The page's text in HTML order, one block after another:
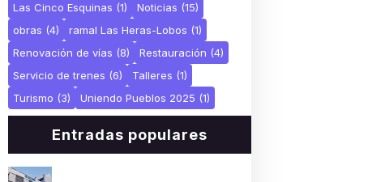
Las Cinco Esquinas (1) Noticias (15)
obras (4) ramal Las Heras-Lobos (1)
Renovación de vías (8) Restauración (4)
Servicio de trenes (6) Talleres (1)
Turismo (3) Uniendo Pueblos 2025 (1)
Entradas populares